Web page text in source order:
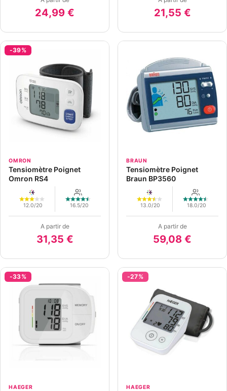
24,99 € 21,55 €
-39%
OMRON
Tensiomètre Poignet
Omron RS4
12.0/20 16.5/20
A partir de
31,35 €
BRAUN
Tensiomètre Poignet
Braun BP3560
13.0/20 18.0/20
A partir de
59,08 €
-33%
HAEGER
-27%
HAEGER